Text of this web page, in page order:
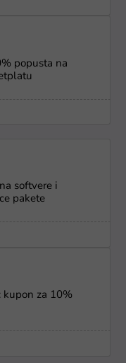
popusta na
softvere i
pakete
kupon za 10%